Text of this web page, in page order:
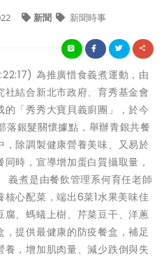
新聞 新聞時事
為推廣惜食義煮運動，由
結合新北市政府、育秀基金會
「秀秀大寶貝義廚團」，於今
銀髮關懷據點，舉辦青銀共餐
除調製健康營養美味、又易於
時，宣導增加蛋白質攝取量，
義煮是由餐飲管理系何育任老師
心配菜，端出6菜1水果美味佳
、螞蟻上樹、芹菜豆干、洋蔥
提供最健康的防疫餐盒，補足
，增加肌肉量、減少跌倒與失